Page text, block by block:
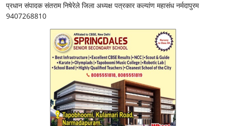
प्रधान संपादक संतराम निषेरेले जिला अध्यक्ष पत्रकार कल्यांण महासंध नर्मदापुरम
9407268810